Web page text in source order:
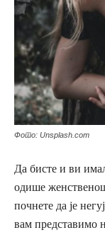
Фото: Unsplash.com
Да бисте и ви
одише
почнете да је
вам представимо